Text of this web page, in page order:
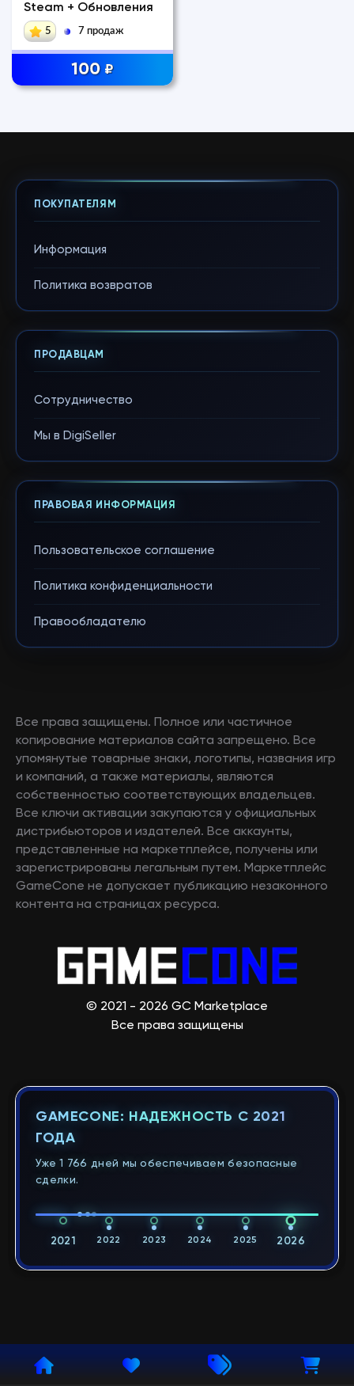
Steam + Обновления
5 7 продаж
100 ₽
ПОКУПАТЕЛЯМ
Информация
Политика возвратов
ПРОДАВЦАМ
Сотрудничество
Мы в DigiSeller
ПРАВОВАЯ ИНФОРМАЦИЯ
Пользовательское соглашение
Политика конфиденциальности
Правообладателю
Все права защищены. Полное или частичное
копирование материалов сайта запрещено. Все
упомянутые товарные знаки, логотипы, названия игр
и компаний, а также материалы, являются
собственностью соответствующих владельцев.
Все ключи активации закупаются у официальных
дистрибьюторов и издателей. Все аккаунты,
представленные на маркетплейсе, получены или
зарегистрированы легальным путем. Маркетплейс
GameCone не допускает публикацию незаконного
контента на страницах ресурса.
© 2021 - 2026 GC Marketplace
Все права защищены
GAMECONE: НАДЕЖНОСТЬ С 2021
ГОДА
Уже 1 766 дней мы обеспечиваем безопасные
сделки.
2021 2022 2023 2024 2025 2026